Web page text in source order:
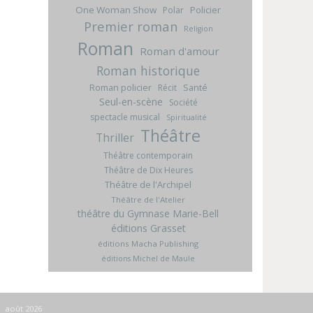
One Woman Show Polar Policier
Premier roman Religion
Roman Roman d'amour
Roman historique
Roman policier Récit Santé
Seul-en-scène
Société
spectacle musical
Spiritualité
Thriller Théâtre
Théâtre contemporain
Théâtre de Dix Heures
Théâtre de l'Archipel
Théâtre de l'Atelier
théâtre du Gymnase Marie-Bell
éditions Grasset
éditions Macha Publishing
éditions Michel de Maule
août 2026